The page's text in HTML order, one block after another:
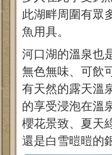
此湖畔周圍有眾
魚用具。
河口湖的溫泉也
無色無味、可飲
有天然的露天溫
的享受浸泡在溫
櫻花景致、夏天
還是白雪暟暟的